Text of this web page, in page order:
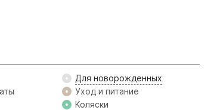
Для новорожденных
Уход и питание
Коляски